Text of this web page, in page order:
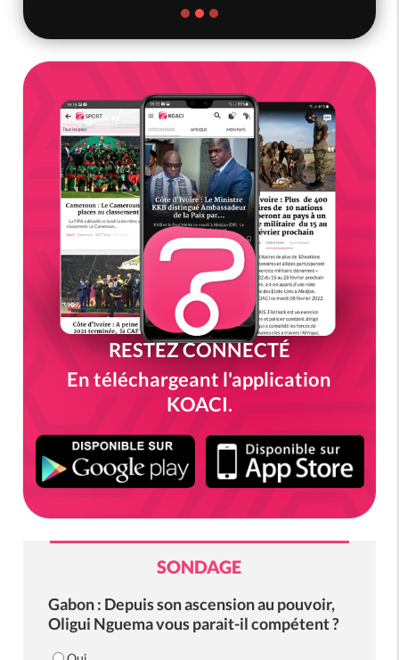
RESTEZ CONNECTÉ
En téléchargeant l'application
KOACI.
SONDAGE
Gabon : Depuis son ascension au pouvoir,
Oligui Nguema vous parait-il compétent ?